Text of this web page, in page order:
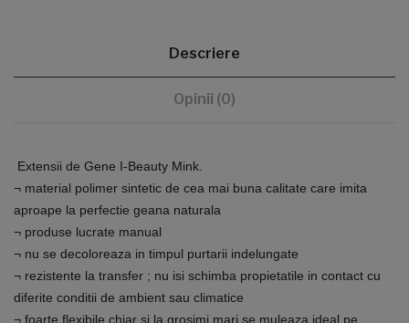
Descriere
Opinii (0)
Extensii de Gene I-Beauty Mink.
¬ material polimer sintetic de cea mai buna calitate care imita
aproape la perfectie geana naturala
¬ produse lucrate manual
¬ nu se decoloreaza in timpul purtarii indelungate
¬ rezistente la transfer ; nu isi schimba propietatile in contact cu
diferite conditii de ambient sau climatice
¬ foarte flexibile chiar si la grosimi mari se muleaza ideal pe